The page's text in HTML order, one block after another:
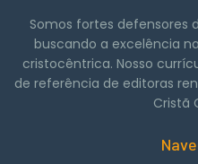
Somos fortes defensores
buscando a excelência
cristocêntrica. Nosso
de referência de editoras
Cristã